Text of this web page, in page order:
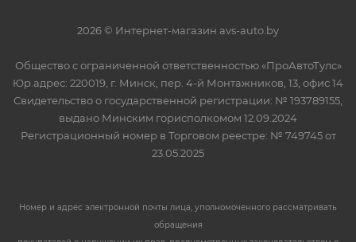
2026 © Интернет-магазин avs-auto.by
Общество с ограниченной ответственностью «ПроАвтоТулс»
Юр.адрес: 220019, г. Минск, пер. 4-й Монтажников, 13, офис 14
Свидетельство о государственной регистрации: № 193789155,
выдано Минским горисполкомом 12.09.2024
Регистрационный номер в Торговом реестре: № 749745 от
23.05.2025
Номер и адрес электронной почты лица, уполномоченного рассматривать
обращения